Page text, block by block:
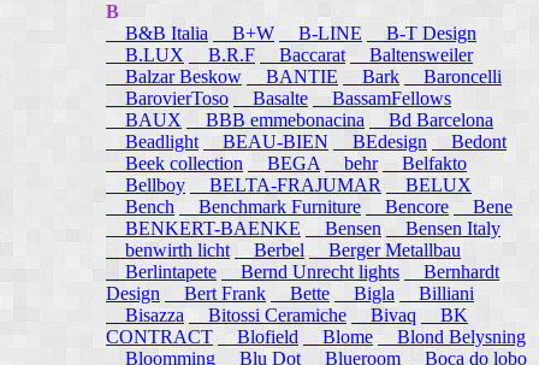
B
B&B Italia
B+W B-LINE
B-T Design
B.LUX
B.R.F Baccarat
Baltensweiler
Balzar Beskow
BANTIE Bark
Baroncelli
BarovierToso
Basalte
BassamFellows
BAUX
BBB emmebonacina
Bd Barcelona
Beadlight
BEAU-BIEN BEdesign
Bedont
Beek collection
BEGA behr
Belfakto
Bellboy
BELTA-FRAJUMAR
BELUX
Bench
Benchmark Furniture Bencore
Bene
BENKERT-BAENKE
Bensen
Bensen Italy
benwirth licht
Berbel
Berger Metallbau
Berlintapete
Bernd Unrecht lights
Bernhardt
Design
Bert Frank Bette Bigla
Billiani
Bisazza
Bitossi Ceramiche Bivaq
BK
CONTRACT
Blofield Blome Blond Belysning
Bloomming
Blu Dot Blueroom
Boca do lobo